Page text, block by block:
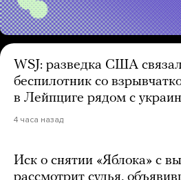
WSJ: разведка США
беспилотник со
в Лейпциге рядом с
4 часа назад
Иск о снятии «Яблока» с